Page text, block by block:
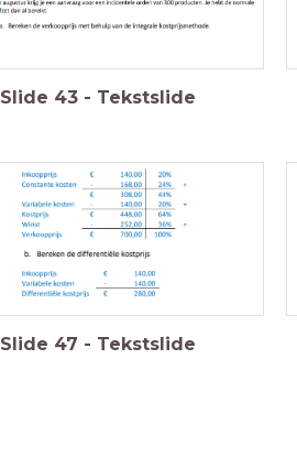
Slide 43 - Tekstslide
Slide 47 - Tekstslide